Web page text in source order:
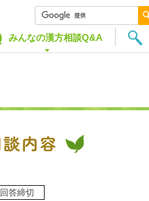
みんなの漢方相談Q&A
回答締切